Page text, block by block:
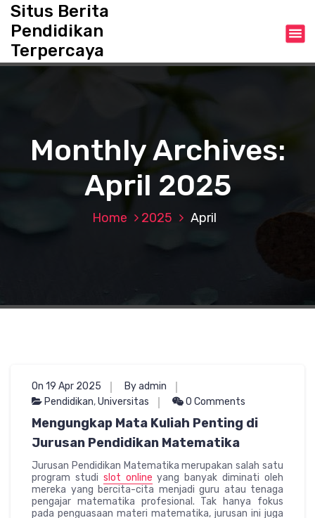
t
Situs Berita
Pendidikan
Terpercaya
Monthly Archives:
April 2025
Home 2025 April
On 19 Apr 2025
By admin
Pendidikan,Universitas 0 Comments
Mengungkap Mata Kuliah Penting di
Jurusan Pendidikan Matematika
Jurusan Pendidikan Matematika merupakan salah satu
program studi slot online yang banyak diminati oleh
mereka yang bercita-cita menjadi guru atau tenaga
pengajar matematika profesional. Tak hanya fokus
pada penguasaan materi matematika, jurusan ini juga